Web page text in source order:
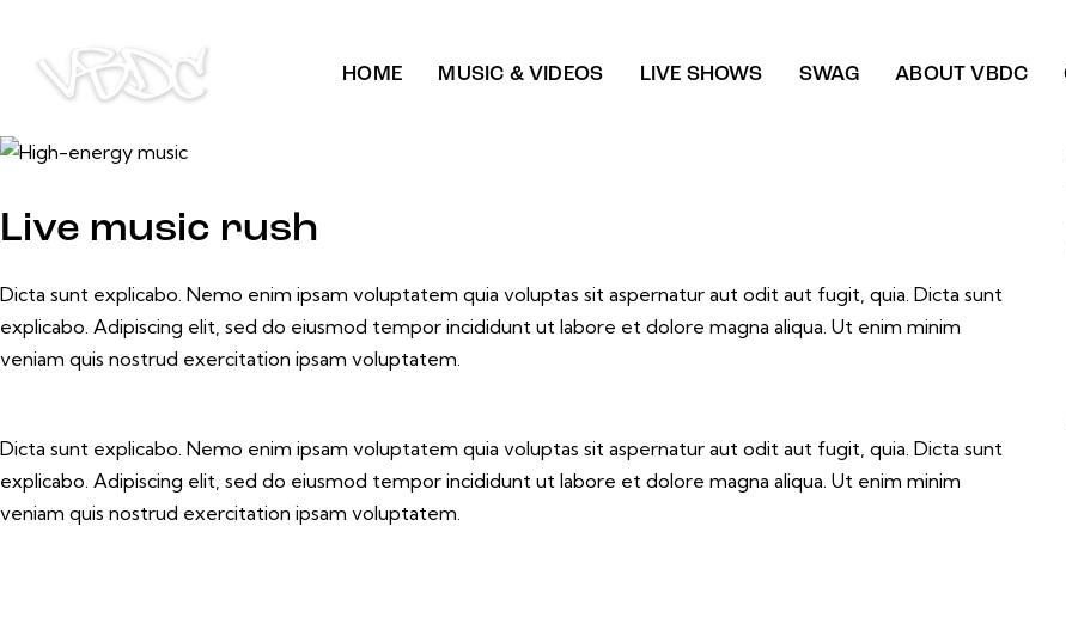
HOME MUSIC & VIDEOS LIVE SHOWS SWAG ABOUT VBDC
Live music rush
Dicta sunt explicabo. Nemo enim ipsam voluptatem quia voluptas sit aspernatur aut odit aut fugit, quia. Dicta sunt
explicabo. Adipiscing elit, sed do eiusmod tempor incididunt ut labore et dolore magna aliqua. Ut enim minim
veniam quis nostrud exercitation ipsam voluptatem.
Dicta sunt explicabo. Nemo enim ipsam voluptatem quia voluptas sit aspernatur aut odit aut fugit, quia. Dicta sunt
explicabo. Adipiscing elit, sed do eiusmod tempor incididunt ut labore et dolore magna aliqua. Ut enim minim
veniam quis nostrud exercitation ipsam voluptatem.